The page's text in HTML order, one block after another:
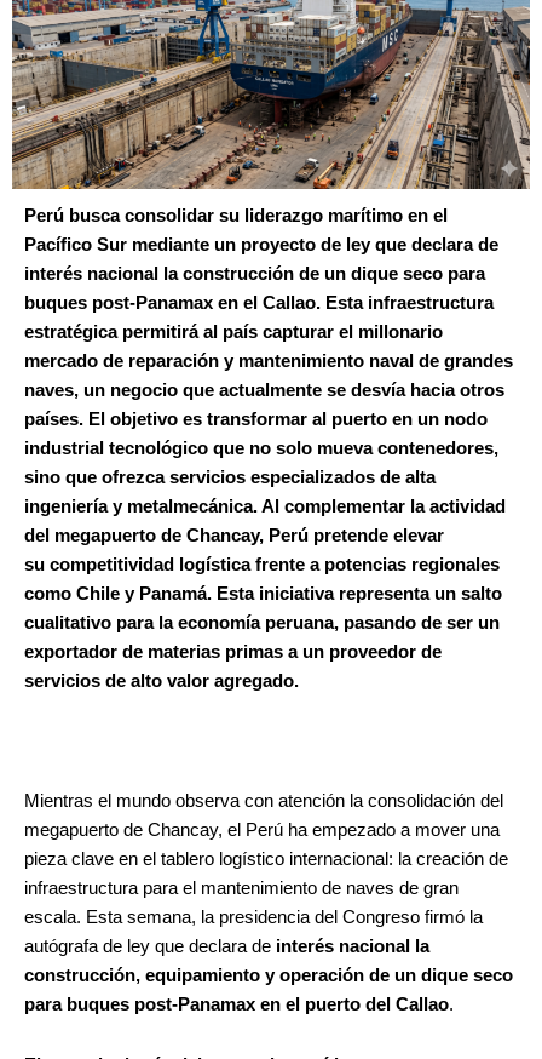
Perú busca consolidar su liderazgo marítimo en el
Pacífico Sur mediante un proyecto de ley que declara de
interés nacional la construcción de un dique seco para
buques post-Panamax en el Callao. Esta infraestructura
estratégica permitirá al país capturar el millonario
mercado de reparación y mantenimiento naval de grandes
naves, un negocio que actualmente se desvía hacia otros
países. El objetivo es transformar al puerto en un nodo
industrial tecnológico que no solo mueva contenedores,
sino que ofrezca servicios especializados de alta
ingeniería y metalmecánica. Al complementar la actividad
del megapuerto de Chancay, Perú pretende elevar
su competitividad logística frente a potencias regionales
como Chile y Panamá. Esta iniciativa representa un salto
cualitativo para la economía peruana, pasando de ser un
exportador de materias primas a un proveedor de
servicios de alto valor agregado.
Mientras el mundo observa con atención la consolidación del
megapuerto de Chancay, el Perú ha empezado a mover una
pieza clave en el tablero logístico internacional: la creación de
infraestructura para el mantenimiento de naves de gran
escala. Esta semana, la presidencia del Congreso firmó la
autógrafa de ley que declara de interés nacional la
construcción, equipamiento y operación de un dique seco
para buques post-Panamax en el puerto del Callao.